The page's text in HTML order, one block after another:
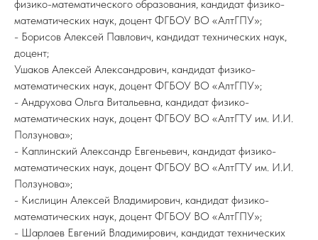
физико-математического образования, кандидат физико-
математических наук, доцент ФГБОУ ВО «АлтГПУ»;
- Борисов Алексей Павлович, кандидат технических наук,
доцент;
Ушаков Алексей Александрович, кандидат физико-
математических наук, доцент ФГБОУ ВО «АлтГПУ»;
- Андрухова Ольга Витальевна, кандидат физико-
математических наук, доцент ФГБОУ ВО «АлтГТУ им. И.И.
Ползунова»;
- Каплинский Александр Евгеньевич, кандидат физико-
математических наук, доцент ФГБОУ ВО «АлтГТУ им. И.И.
Ползунова»;
- Кислицин Алексей Владимирович, кандидат физико-
математических наук, доцент ФГБОУ ВО «АлтГПУ»;
- Шарлаев Евгений Владимирович, кандидат технических